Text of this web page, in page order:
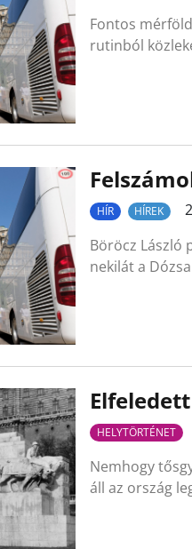
Fontos
rutinból
HÍR HÍREK
Böröcz László
nekilát a
HELYTÖRTÉNET
Nemhogy
áll az ország